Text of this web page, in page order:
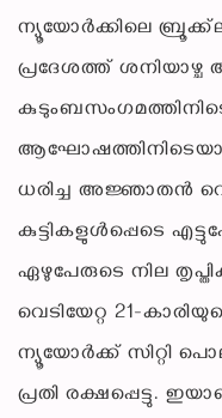
ന്യൂയോര്‍ക്കിലെ
പ്രദേശത്ത് ശനിയാഴ്ച
ധരിച്ച അജ്ഞാതന്‍
കുട്ടികളുള്‍പ്പെടെ
ഏഴുപേരുടെ നില
വെടിയേറ്റ 21-
ന്യൂയോര്‍ക്ക് സിറ്റി
പ്രതി രക്ഷപ്പെട്ടു.